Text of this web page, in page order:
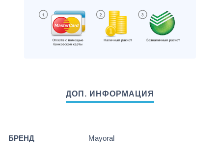
БРЕНД Mayoral